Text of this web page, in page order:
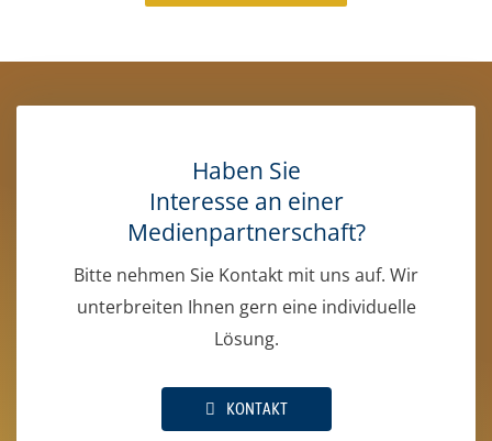
Haben Sie
Interesse an einer
Medienpartnerschaft?
Bitte nehmen Sie Kontakt mit uns auf. Wir
unterbreiten Ihnen gern eine individuelle
Lösung.
KONTAKT